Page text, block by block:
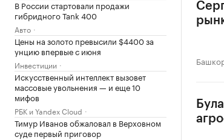
В России стартовали продажи
гибридного Tank 400
Авто
Цены на золото превысили $4400 за
унцию впервые с июня
Инвестиции
Искусственный интеллект вызовет
массовые увольнения — и еще 10
мифов
РБК и Yandex Cloud
Тимур Иванов обжаловал в Верховном
суде первый приговор